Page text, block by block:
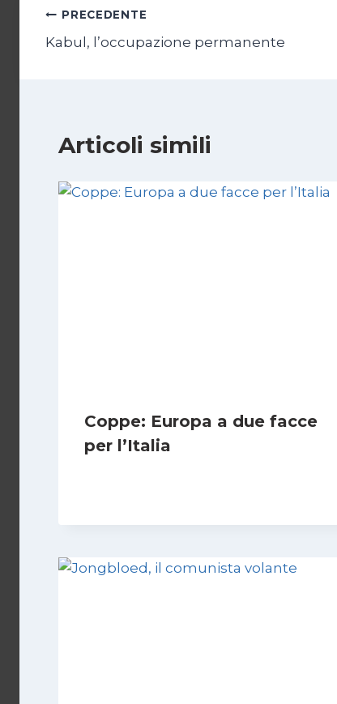
Navigazione
articoli
PRECEDENTE
Kabul, l’occupazione permanente
Articoli simili
Coppe: Europa a due facce
per l’Italia